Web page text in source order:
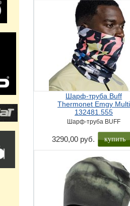
Шарф-труба Buff
Thermonet Emgy Multi
132481.555
Шарф-труба BUFF
3290,00 руб.